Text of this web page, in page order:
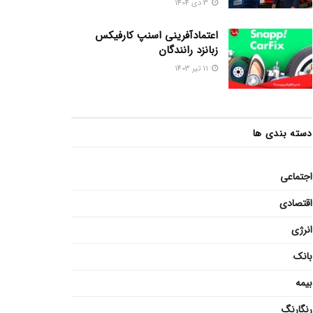
اعتمادآفرینی اسنپ کارفیکس
زبانزد رانندگان
دسته بندی ها
اجتماعی
اقتصادی
انرژی
بانک
بیمه
رنگارنگ